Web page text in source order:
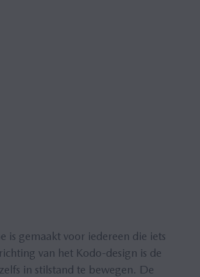
is gemaakt voor iedereen die iets
van het Kodo-design is de
in stilstand te bewegen. De